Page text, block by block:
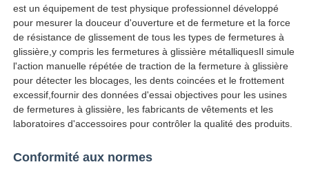
A propos de nous
Visite d'usine
Contrôle de la qualité
Contact
est un équipement de test physique professionnel développé
pour mesurer la douceur d'ouverture et de fermeture et la force
de résistance de glissement de tous les types de fermetures à
glissière,y compris les fermetures à glissière métalliquesIl simule
l'action manuelle répétée de traction de la fermeture à glissière
pour détecter les blocages, les dents coincées et le frottement
excessif,fournir des données d'essai objectives pour les usines
de fermetures à glissière, les fabricants de vêtements et les
laboratoires d'accessoires pour contrôler la qualité des produits.
Conformité aux normes